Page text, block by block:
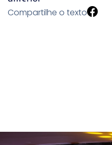
Compartilhe o texto